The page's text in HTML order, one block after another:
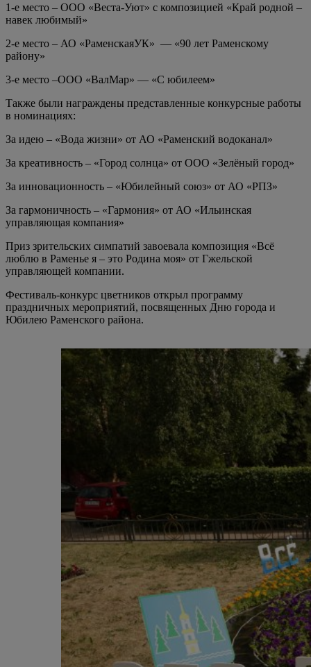
1-е место – ООО «Веста-Уют» с композицией «Край родной –
навек любимый»
2-е место – АО «РаменскаяУК» — «90 лет Раменскому
району»
3-е место –ООО «ВалМар» — «С юбилеем»
Также были награждены представленные конкурсные работы
в номинациях:
За идею – «Вода жизни» от АО «Раменский водоканал»
За креативность – «Город солнца» от ООО «Зелёный город»
За инновационность – «Юбилейный союз» от АО «РПЗ»
За гармоничность – «Гармония» от АО «Ильинская
управляющая компания»
Приз зрительских симпатий завоевала композиция «Всё
люблю в Раменье я – это Родина моя» от Гжельской
управляющей компании.
Фестиваль-конкурс цветников открыл программу
праздничных мероприятий, посвященных Дню города и
Юбилею Раменского района.